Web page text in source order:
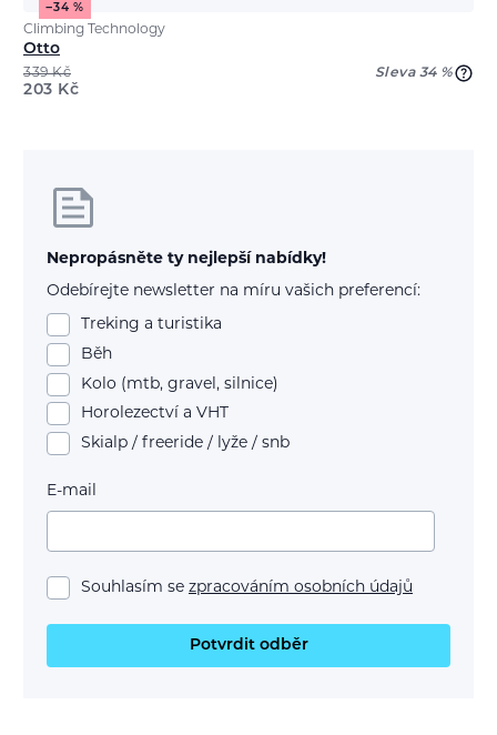
−34 %
Climbing Technology
Otto
339Kč Sleva 34 %
203 Kč
Nepropásněte ty nejlepší nabídky!
Odebírejte newsletter na míru vašich preferencí:
Treking a turistika
Běh
Kolo (mtb, gravel, silnice)
Horolezectví a VHT
Skialp / freeride / lyže / snb
E-mail
Souhlasím se zpracováním osobních údajů
Potvrdit odběr